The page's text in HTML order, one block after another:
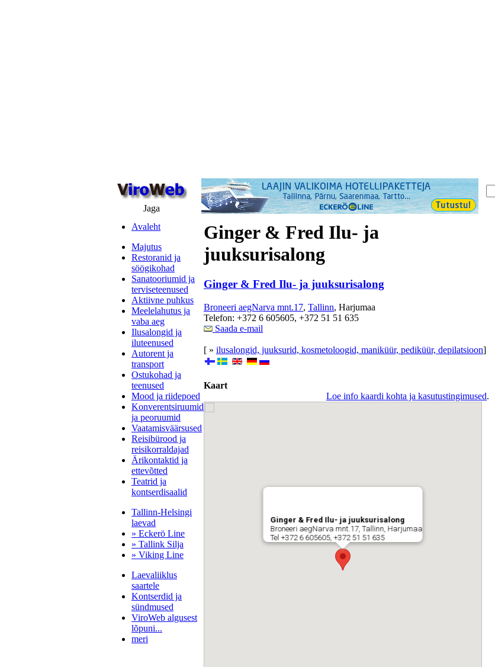
Jaga
Avaleht
Majutus
Restoranid ja
söögikohad
Sanatooriumid ja
terviseteenused
Aktiivne puhkus
Meelelahutus ja
vaba aeg
Ilusalongid ja
iluteenused
Autorent ja
transport
Ostukohad ja
teenused
Mood ja riidepoed
Konverentsiruumid
ja peoruumid
Vaatamisväärsused
Reisibürood ja
reisikorraldajad
Ärikontaktid ja
ettevõtted
Teatrid ja
kontserdisaalid
Tallinn-Helsingi
laevad
» Eckerö Line
» Tallink Silja
» Viking Line
Laevaliiklus
saartele
Kontserdid ja
sündmused
ViroWeb algusest
lõpuni...
meri
Ginger & Fred Ilu- ja
juuksurisalong
Ginger & Fred Ilu- ja juuksurisalong
Broneeri aegNarva mnt.17, Tallinn, Harjumaa
Telefon: +372 6 605605, +372 51 51 635
Saada e-mail
[ » ilusalongid, juuksurid, kosmetoloogid, maniküür, pediküür, depilatsioon]
Kaart
Loe info kaardi kohta ja kasutustingimused.
Ginger & Fred Ilu- ja juuksurisalong
Broneeri aegNarva mnt.17, Tallinn, Harjumaa
Tel +372 6 605605, +372 51 51 635